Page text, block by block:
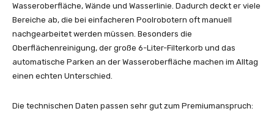
Wasseroberfläche, Wände und Wasserlinie. Dadurch deckt er viele
Bereiche ab, die bei einfacheren Poolrobotern oft manuell
nachgearbeitet werden müssen. Besonders die
Oberflächenreinigung, der große 6-Liter-Filterkorb und das
automatische Parken an der Wasseroberfläche machen im Alltag
einen echten Unterschied.
Die technischen Daten passen sehr gut zum Premiumanspruch: